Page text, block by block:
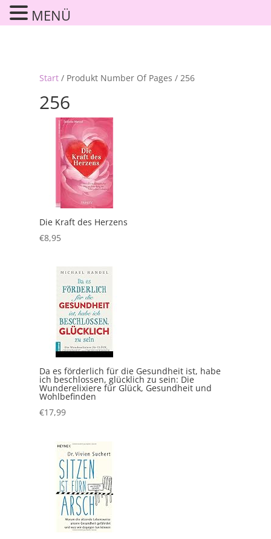
Start/ Produkt Number Of Pages / 256
256
Die Kraft des Herzens
€8,95
Da es förderlich für die Gesundheit ist, habe
ich beschlossen, glücklich zu sein: Die
Wunderelixiere für Glück, Gesundheit und
Wohlbefinden
€17,99
MENÜ